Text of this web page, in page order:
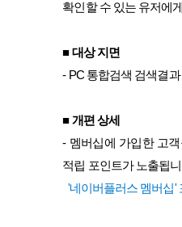
확인할 수 있는 유저에
■대상 지면
- PC 통합검색 검색결과
■개편 상세
- 멤버십에 가입한 고
적립 포인트가 노출됩
'네이버플러스 멤버십'